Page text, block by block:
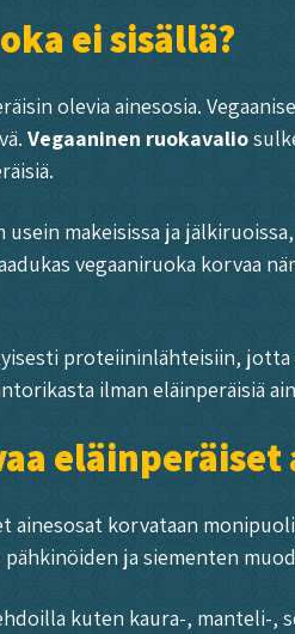
ei sisällä?
olevia ainesosia.
Vegaaninen ruokavalio
makeisissa ja
vegaaniruoka korvaa
proteiininlähteisiin,
ilman eläinperäisiä
eläinperäiset
ainesosat korvataan
ja siementen
kuten kaura-, manteli-,